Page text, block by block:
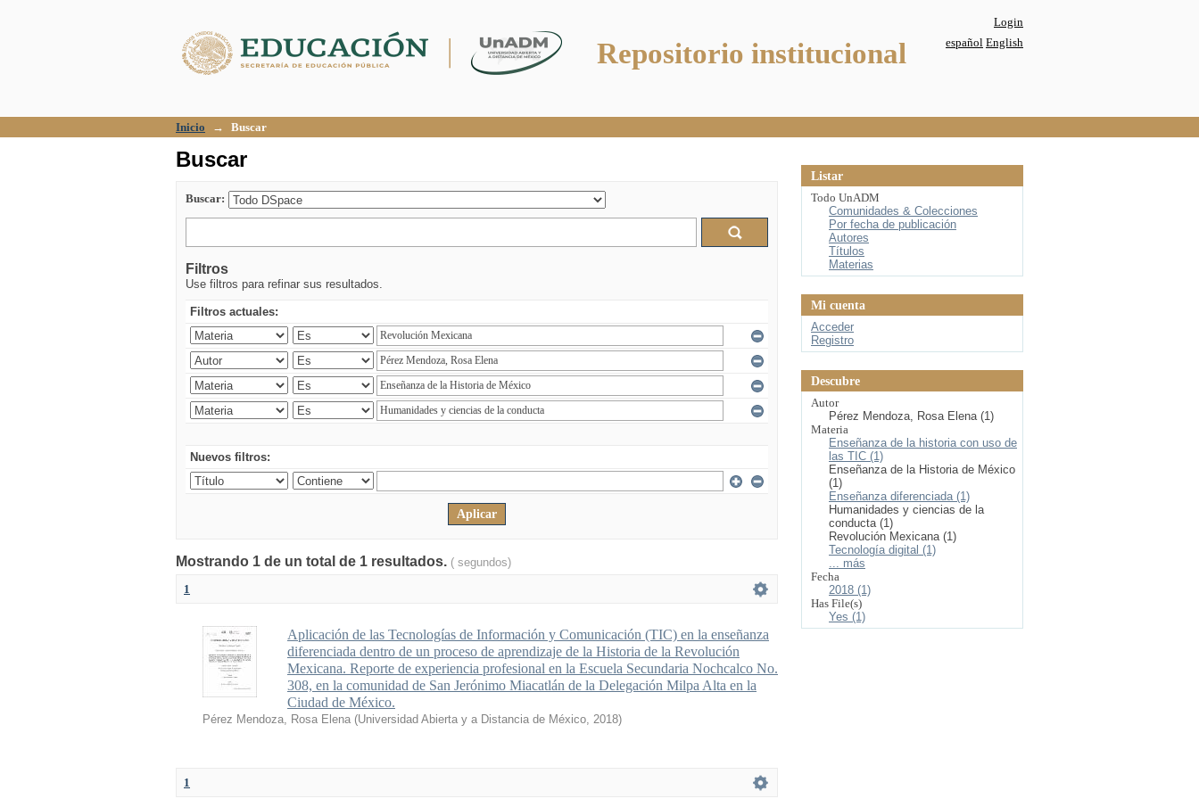
Repositorio institucional
Login
español English
Inicio → Buscar
Buscar
Buscar:
Filtros
Use filtros para refinar sus resultados.
Filtros actuales:
Nuevos filtros:
Mostrando 1 de un total de 1 resultados. ( segundos)
1
Aplicación de las Tecnologías de Información y Comunicación (TIC) en la enseñanza
diferenciada dentro de un proceso de aprendizaje de la Historia de la Revolución
Mexicana. Reporte de experiencia profesional en la Escuela Secundaria Nochcalco No.
308, en la comunidad de San Jerónimo Miacatlán de la Delegación Milpa Alta en la
Ciudad de México.
Pérez Mendoza, Rosa Elena (Universidad Abierta y a Distancia de México, 2018)
1
Listar
Todo UnADM
Comunidades & Colecciones
Por fecha de publicación
Autores
Títulos
Materias
Mi cuenta
Acceder
Registro
Descubre
Autor
Pérez Mendoza, Rosa Elena (1)
Materia
Enseñanza de la historia con uso de
las TIC (1)
Enseñanza de la Historia de México
(1)
Enseñanza diferenciada (1)
Humanidades y ciencias de la
conducta (1)
Revolución Mexicana (1)
Tecnología digital (1)
... más
Fecha
2018 (1)
Has File(s)
Yes (1)